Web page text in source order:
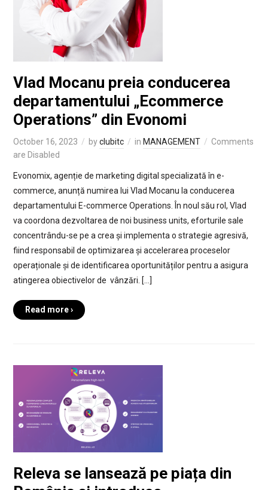
Vlad Mocanu preia conducerea
departamentului „Ecommerce
Operations” din Evonomi
October 16, 2023 byclubitc in MANAGEMENT
Comments
are Disabled
Evonomix, agenție de marketing digital specializată în e-
commerce, anunță numirea lui Vlad Mocanu la conducerea
departamentului E-commerce Operations. În noul său rol, Vlad
va coordona dezvoltarea de noi business units, eforturile sale
concentrându-se pe a crea și implementa o strategie agresivă,
fiind responsabil de optimizarea și accelerarea proceselor
operaționale și de identificarea oportunităților pentru a asigura
atingerea obiectivelor de vânzări. […]
Read more ›
Releva se lansează pe piața din